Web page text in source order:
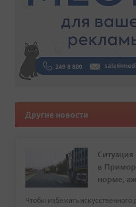
Другие новости
в
норме,
Чтобы избежать искусственного